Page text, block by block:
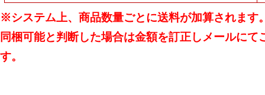
※システム上、商品数量ごとに送料が加算されます
同梱可能と判断した場合は金額を訂正しメールにて
す。